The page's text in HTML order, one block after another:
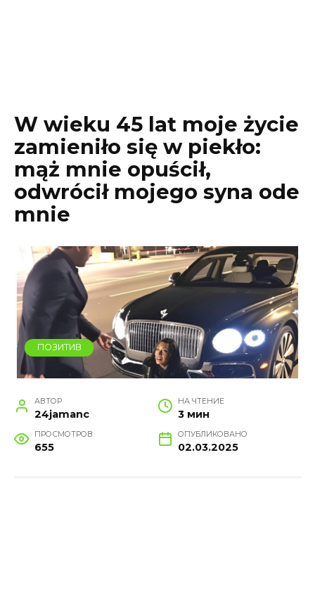
W wieku 45 lat moje życie
zamieniło się w piekło:
mąż mnie opuścił,
odwrócił mojego syna ode
mnie
ПОЗИТИВ
АВТОР
24jamanc
НА ЧТЕНИЕ
3 мин
ПРОСМОТРОВ
655
ОПУБЛИКОВАНО
02.03.2025